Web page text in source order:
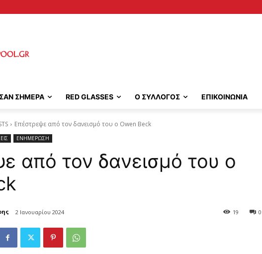
ΣΑΝ ΣΗΜΕΡΑ RED GLASSES Ο ΣΥΛΛΟΓΟΣ ΕΠΙΚΟΙΝΩΝΙΑ
Επέστρεψε από τον δανεισμό του ο Owen Beck
ΕΝΗΜΕΡΩΣΗ
από τον δανεισμό του ο
2 Ιανουαρίου 2024 0
19